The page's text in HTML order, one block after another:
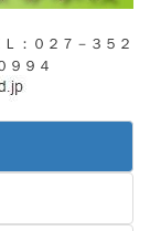
：０２７－３５２
９９４